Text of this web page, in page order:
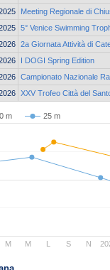
Meeting Regionale di
5° Venice Swimming
2a Giornata Attività di
I DOGI Spring Edition
Campionato Nazionale
XXV Trofeo Città del
m 25 m
M M L S N